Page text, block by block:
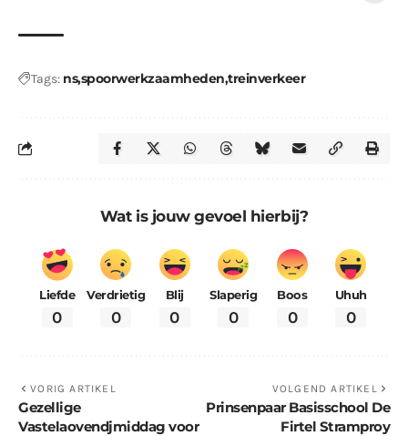
Tags: nsspoorwerkzaamheden treinverkeer
Wat is jouw gevoel hierbij?
Liefde
0
Verdrietig
0
Blij
0
Slaperig
0
Boos
0
Uhuh
0
VORIG ARTIKEL
Gezellige
Vastelaovendjmiddag voor
VOLGEND ARTIKEL
Prinsenpaar Basisschool De
Firtel Stramproy